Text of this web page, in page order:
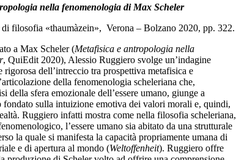
nella fenomenologia di Max Scheler
filosofia «thaumàzein», Verona – Bolzano 2020, pp. 322.
a Max Scheler (Metafisica e antropologia nella
, QuiEdit 2020), Alessio Ruggiero svolge un’indagine
rigorosa dell’intreccio tra prospettiva metafisica e
della fenomenologia scheleriana che,
della sfera emozionale dell’essere umano, giunge a
fondato sulla intuizione emotiva dei valori morali e, quindi,
Ruggiero infatti mostra come nella filosofia scheleriana,
l’essere umano sia abitato da una strutturale
la quale si manifesta la capacità propriamente umana di
e di apertura al mondo (Weltoffenheit). Ruggiero offre